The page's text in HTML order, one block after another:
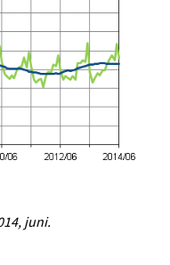
juni.